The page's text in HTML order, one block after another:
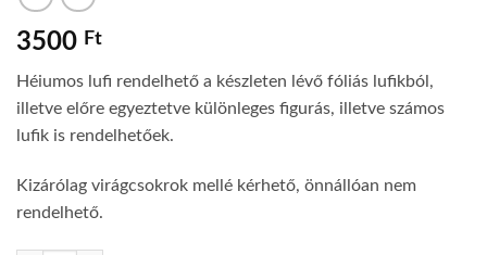
3500 Ft
Héiumos lufi rendelhető a készleten lévő fóliás lufikból,
illetve előre egyeztetve különleges figurás, illetve számos
lufik is rendelhetőek.
Kizárólag virágcsokrok mellé kérhető, önnállóan nem
rendelhető.